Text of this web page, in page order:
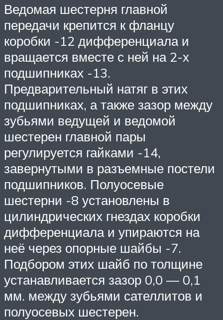
Ведомая шестерня главной
передачи крепится к фланцу
коробки -12 дифференциала и
вращается вместе с ней на 2-х
подшипниках -13.
Предварительный натяг в этих
подшипниках, а также зазор между
зубьями ведущей и ведомой
шестерен главной пары
регулируется гайками -14,
завернутыми в разъемные постели
подшипников. Полуосевые
шестерни -8 установлены в
цилиндрических гнездах коробки
дифференциала и упираются на
неё через опорные шайбы -7.
Подбором этих шайб по толщине
устанавливается зазор 0,0 — 0,1
мм. между зубьями сателлитов и
полуосевых шестерен.